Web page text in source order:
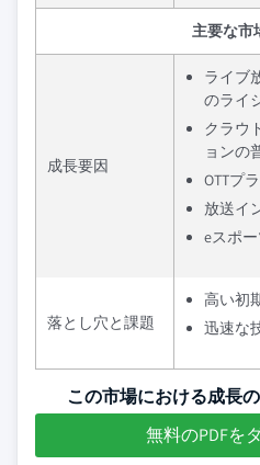
主要な市
成長要因
ライブ
のライ
クラウ
ョンの
OTTプ
放送イ
eスポ
落とし穴と課題
高い初
迅速な
この市場における成長
無料のPDFを